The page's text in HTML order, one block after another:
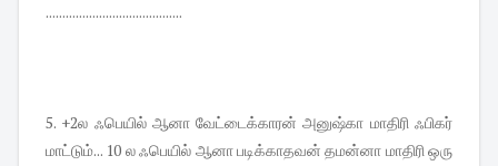
.........................................
5. +2ல ஃபெயில் ஆனா வேட்டைக்காரன் அனுஷ்கா மாதிரி ஃபிகர்
மாட்டும்... 10 ல ஃபெயில் ஆனா படிக்காதவன் தமன்னா மாதிரி ஒரு